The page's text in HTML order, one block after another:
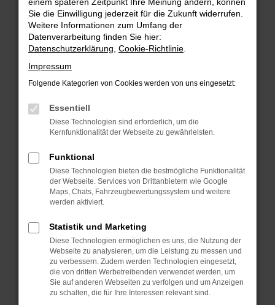
Überprüfe deine Firewall und deine
Internetverbindung.
Laden andere Webseiten, zum Beispiel deine
Suchmaschine?
Prüfe deine Browsererweiterungen.
können das Laden bestimmter Seiten
verhindern. Funktioniert die Seite in einem
anderen Browser oder in einem privaten
Starte dein Gerät neu.
Das kann manchmal helfen, vorübergehende
Probleme zu beheben.
Betriebssystem auf dem neuesten Stand
sind.
Veraltete Software birgt nicht nur ein
Sicherheitsrisiko, sondern kann auch dazu
führen, dass bestimmte Funktionen nicht mehr
unterstützt werden.
Sie die Einwilligung jederzeit für die Zukunft widerrufen.
Weitere Informationen zum Umfang der
Datenverarbeitung finden Sie hier:
Datenschutzerklärung Cookie-Richtlinie
Impressum
Folgende Kategorien von Cookies werden von uns eingesetzt:
Essentiell
Diese Technologien sind erforderlich, um die
Kernfunktionalität der Webseite zu gewährleisten.
Funktional
Diese Technologien bieten die bestmögliche Funktionalität
der Webseite. Services von Drittanbietern wie Google
Maps, Chats, Fahrzeugbewertungssystem und weitere
werden aktiviert.
Statistik und Marketing
Diese Technologien ermöglichen es uns, die Nutzung der
Webseite zu analysieren, um die Leistung zu messen und
zu verbessern. Zudem werden Technologien eingesetzt,
die von dritten Werbetreibenden verwendet werden, um
Sie auf anderen Webseiten zu verfolgen und um Anzeigen
zu schalten, die für Ihre Interessen relevant sind.